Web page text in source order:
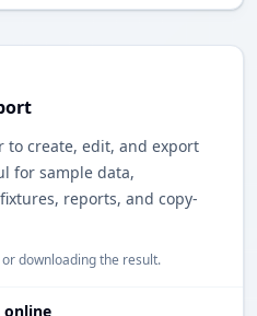
to create, edit, and export
for sample data,
reports, and copy-
downloading the result.
online